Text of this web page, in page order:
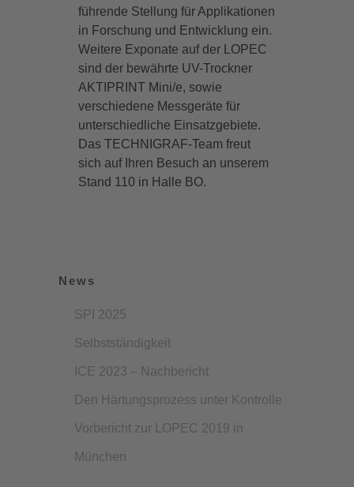
führende Stellung für Applikationen
in Forschung und Entwicklung ein.
Weitere Exponate auf der LOPEC
sind der bewährte UV-Trockner
AKTIPRINT Mini/e, sowie
verschiedene Messgeräte für
unterschiedliche Einsatzgebiete.
Das TECHNIGRAF-Team freut
sich auf Ihren Besuch an unserem
Stand 110 in Halle BO.
News
SPI 2025
Selbstständigkeit
ICE 2023 – Nachbericht
Den Härtungsprozess unter Kontrolle
Vorbericht zur LOPEC 2019 in
München